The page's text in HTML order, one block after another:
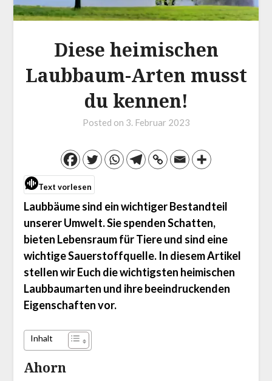
Diese heimischen
Laubbaum-Arten musst
du kennen!
Posted on 3. Februar 2023
Text vorlesen
Laubbäume sind ein wichtiger Bestandteil
unserer Umwelt. Sie spenden Schatten,
bieten Lebensraum für Tiere und sind eine
wichtige Sauerstoffquelle. In diesem Artikel
stellen wir Euch die wichtigsten heimischen
Laubbaumarten und ihre beeindruckenden
Eigenschaften vor.
Inhalt
Ahorn